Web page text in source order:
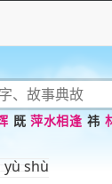
既 萍水相逢 祎
yù shù